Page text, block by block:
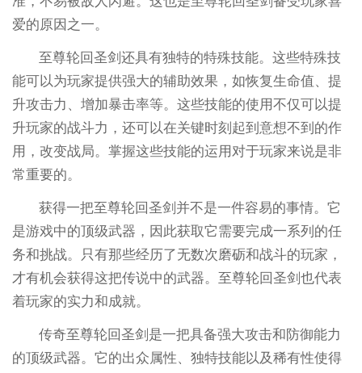
爱的原因之一。
至尊轮回圣剑还具有独特的特殊技能。这些特殊技
能可以为玩家提供强大的辅助效果，如恢复生命值、提
升攻击力、增加暴击率等。这些技能的使用不仅可以提
升玩家的战斗力，还可以在关键时刻起到意想不到的作
用，改变战局。掌握这些技能的运用对于玩家来说是非
常重要的。
获得一把至尊轮回圣剑并不是一件容易的事情。它
是游戏中的顶级武器，因此获取它需要完成一系列的任
务和挑战。只有那些经历了无数次磨砺和战斗的玩家，
才有机会获得这把传说中的武器。至尊轮回圣剑也代表
着玩家的实力和成就。
传奇至尊轮回圣剑是一把具备强大攻击和防御能力
的顶级武器。它的出众属性、独特技能以及稀有性使得